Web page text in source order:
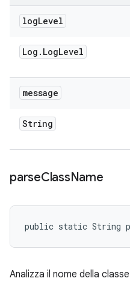
logLevel
Log . LogLevel
message
String
parseClassName
public static String
Analizza il nome della